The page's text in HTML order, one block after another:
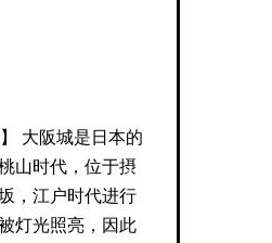
大阪城是日本的
山时代，位于摂
，江户时代进行
灯光照亮，因此